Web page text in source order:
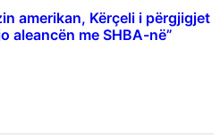
amerikan, Kërçeli i përgjigjet
aleancën me SHBA-në”